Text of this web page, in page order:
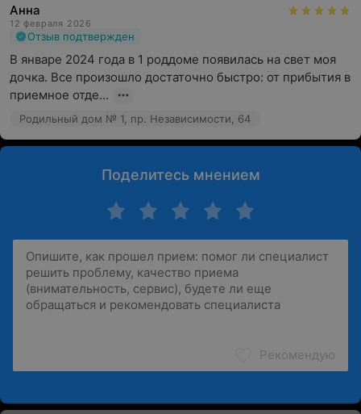
Анна
12 февраля 2026
Отзыв подтвержден
В январе 2024 года в 1 роддоме появилась на свет моя
дочка. Все произошло достаточно быстро: от прибытия в
приемное отде...
Родильный дом № 1, пр. Независимости, 64
Поделитесь мнением
Рекомендую